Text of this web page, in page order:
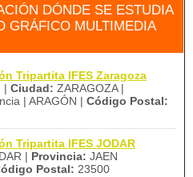
DÓNDE SE ESTUDIA
GRÁFICO MULTIMEDIA
Tripartita IFES Zaragoza
| Ciudad: ZARAGOZA |
| ARAGÓN | Código Postal:
Tripartita IFES JODAR
| Provincia: JAEN
Postal: 23500